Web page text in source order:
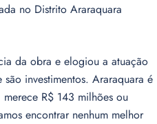
no Distrito Araraquara
da obra e elogiou a atuação
investimentos. Araraquara é
R$ 143 milhões ou
encontrar nenhum melhor